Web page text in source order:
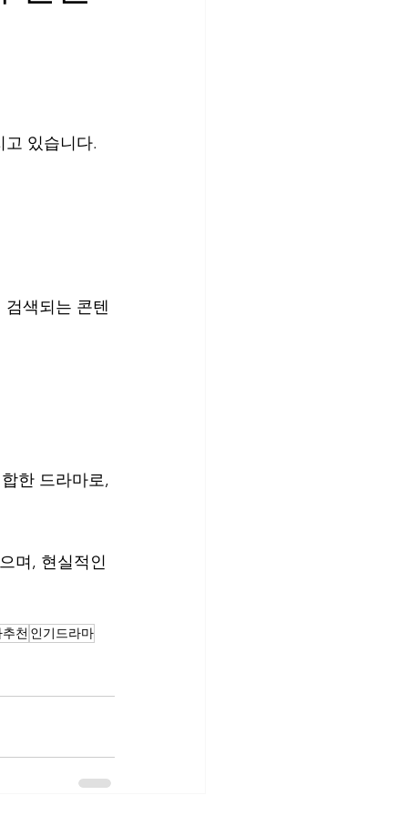
있습니다.
색되는 콘텐
한 드라마로,
며, 현실적인
천 인기드라마